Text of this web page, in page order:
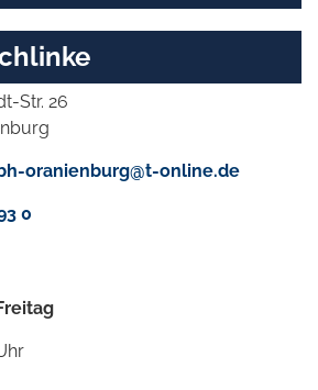
Str. 26
oranienburg@t-online.de
0